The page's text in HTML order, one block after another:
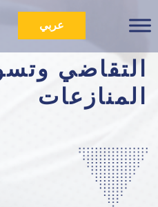
عربي
التقاضي
المنازعات